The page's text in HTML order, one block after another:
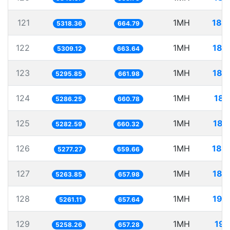
121 5318.36 664.79 1MH
122 5309.12 663.64 1MH
123 5295.85 661.98 1MH
124 5286.25 660.78 1MH
125 5282.59 660.32 1MH
126 5277.27 659.66 1MH
127 5263.85 657.98 1MH
128 5261.11 657.64 1MH
129 5258.26 657.28 1MH